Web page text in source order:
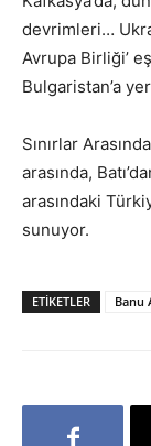
devrimleri…
Avrupa Birliği’
Bulgaristan’a
Sınırlar
arasında,
arasındaki
sunuyor.
ETIKETLER Banu